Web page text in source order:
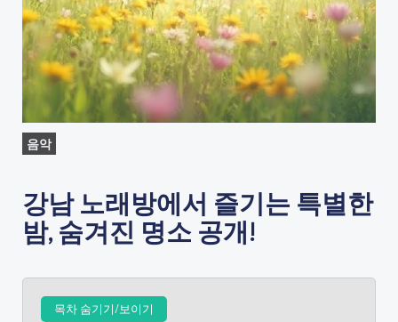
음악
강남 노래방에서 즐기는 특별한
밤, 숨겨진 명소 공개!
목차 숨기기/보이기